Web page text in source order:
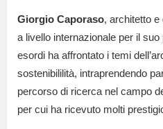
Giorgio Caporaso, architetto
a livello internazionale per il
esordi ha affrontato i temi
sostenibililità, intraprendendo
percorso di ricerca nel campo
per cui ha ricevuto molti